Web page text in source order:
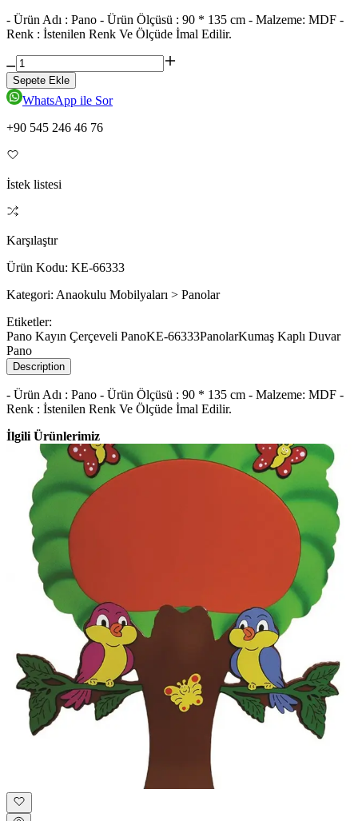
- Ürün Adı : Pano - Ürün Ölçüsü : 90 * 135 cm - Malzeme: MDF -
Renk : İstenilen Renk Ve Ölçüde İmal Edilir.
Sepete Ekle
WhatsApp ile Sor
+90 545 246 46 76
İstek listesi
Karşılaştır
Ürün Kodu: KE-66333
Kategori: Anaokulu Mobilyaları > Panolar
Etiketler:
Pano Kayın Çerçeveli PanoKE-66333PanolarKumaş Kaplı Duvar
Pano
Description
- Ürün Adı : Pano - Ürün Ölçüsü : 90 * 135 cm - Malzeme: MDF -
Renk : İstenilen Renk Ve Ölçüde İmal Edilir.
İlgili Ürünlerimiz